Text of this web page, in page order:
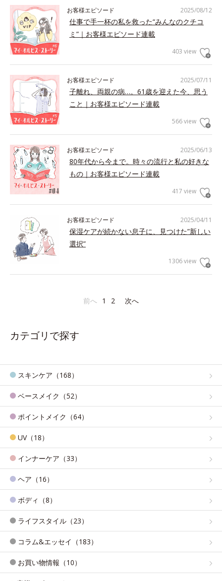
2025/08/12
お客様エピソード
仕事で手一杯の私を救った“みんなのクチコ
ミ”｜お客様エピソード連載
403 view
2025/07/11
お客様エピソード
子離れ、両親の病…。61歳を迎えた今、思う
こと｜お客様エピソード連載
566 view
2025/06/13
お客様エピソード
80年代から今まで。時々の流行と私の好きな
もの｜お客様エピソード連載
417 view
2025/04/11
お客様エピソード
保湿ケアが続かない息子に、見つけた”新しい
選択”
1306 view
前へ 1 2 次へ
カテゴリで探す
スキンケア（168）
ベースメイク（52）
ポイントメイク（64）
UV（18）
インナーケア（33）
ヘア（16）
ボディ（8）
ライフスタイル（23）
コラム&エッセイ（183）
お買い物情報（10）